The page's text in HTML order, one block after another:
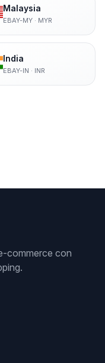
Malaysia
EBAY-MY· MYR
India
EBAY-IN · INR
commerce con